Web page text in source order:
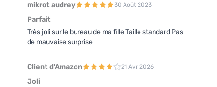
mikrot audrey 30 Août 2023
Parfait
Très joli sur le bureau de ma fille Taille standard Pas
de mauvaise surprise
Client d'Amazon 21 Avr 2026
Joli